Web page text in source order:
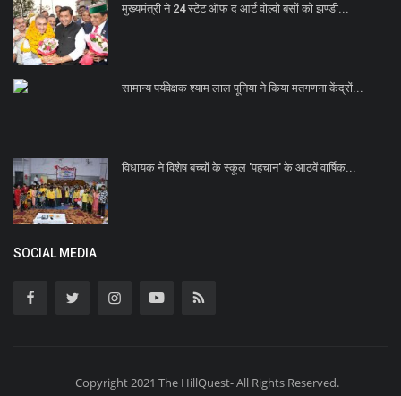
मुख्यमंत्री ने 24 स्टेट ऑफ द आर्ट वोल्वो बसों को झण्डी...
सामान्य पर्यवेक्षक श्याम लाल पूनिया ने किया मतगणना केंद्रों...
विधायक ने विशेष बच्चों के स्कूल 'पहचान' के आठवें वार्षिक...
SOCIAL MEDIA
Copyright 2021 The HillQuest- All Rights Reserved.